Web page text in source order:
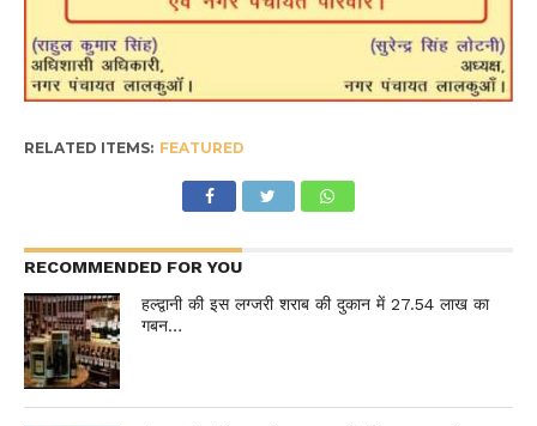
RELATED ITEMS: FEATURED
RECOMMENDED FOR YOU
हल्द्वानी की इस लग्जरी शराब की दुकान में 27.54 लाख का
गबन…